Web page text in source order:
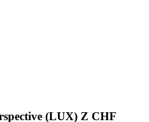
(LUX) Z CHF